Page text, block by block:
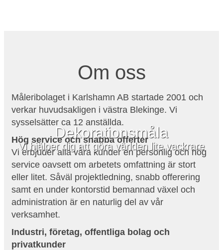
Dekorationsmåla
Vi hjälper dig att göra världen lite vackrare
Om oss
Måleribolaget i Karlshamn AB startade 2001 och
verkar huvudsakligen i västra Blekinge. Vi
sysselsätter ca 12 anställda.
Hög service och snabba offerter
Vi erbjuder alla våra kunder en personlig och hög
service oavsett om arbetets omfattning är stort
eller litet. Såväl projektledning, snabb offerering
samt en under kontorstid bemannad växel och
administration är en naturlig del av vår
verksamhet.
Industri, företag, offentliga bolag och
privatkunder